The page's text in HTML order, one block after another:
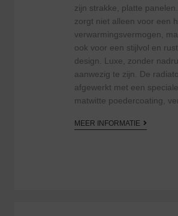
zijn strakke, platte
zorgt niet alleen voor een
verwarmingsvermogen,
ook voor een stijlvol en
design. Luxe, zonder
aanwezig te zijn. De
afgewerkt met een speciale
matwitte poedercoating,
MEER INFORMATIE